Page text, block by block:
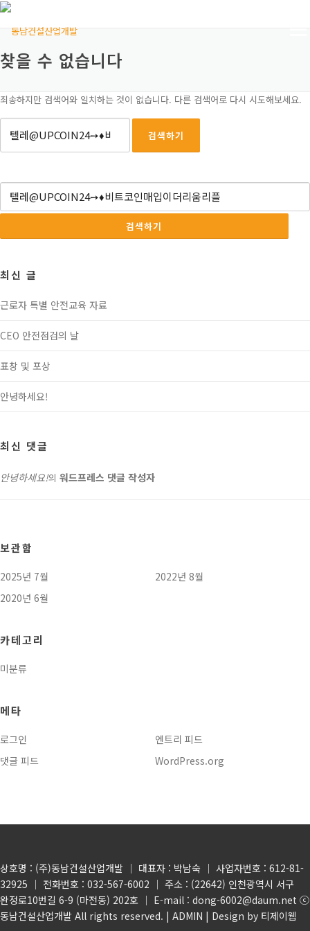
콘텐츠로 바로가기
찾을 수 없습니다
죄송하지만 검색어와 일치하는 것이 없습니다. 다른 검색어로 다시 시도해보세요.
검색어:
검색어:
최신 글
근로자 특별 안전교육 자료
CEO 안전점검의 날
표창 및 포상
안녕하세요!
최신 댓글
안녕하세요!의 워드프레스 댓글 작성자
보관함
2025년 7월
2022년 8월
2020년 6월
카테고리
미분류
메타
로그인
엔트리 피드
댓글 피드
WordPress.org
상호명 : (주)동남건설산업개발 │ 대표자 : 박남숙 │ 사업자번호 : 612-81-
32925 │ 전화번호 : 032-567-6002 │ 주소 : (22642) 인천광역시 서구
완정로10번길 6-9 (마전동) 202호 │ E-mail : dong-6002@daum.net ⓒ
동남건설산업개발 All rights reserved. | ADMIN | Design by 티제이웹